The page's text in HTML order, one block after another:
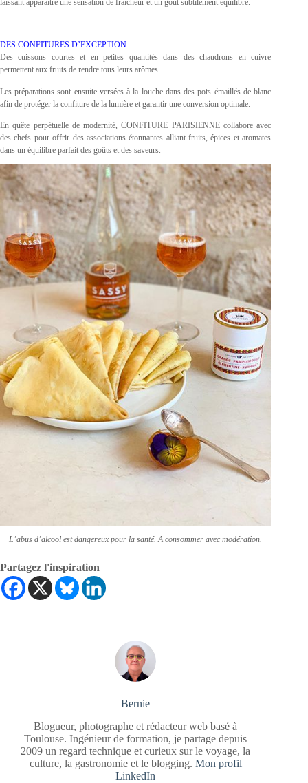
DES CONFITURES D’EXCEPTION
Des cuissons courtes et en petites quantités dans des chaudrons en cuivre
permettent aux fruits de rendre tous leurs arômes.
Les préparations sont ensuite versées à la louche dans des pots émaillés de blanc
afin de protéger la confiture de la lumière et garantir une conversion optimale.
En quête perpétuelle de modernité, CONFITURE PARISIENNE collabore avec
des chefs pour offrir des associations étonnantes alliant fruits, épices et aromates
dans un équilibre parfait des goûts et des saveurs.
L’abus d’alcool est dangereux pour la santé. A consommer avec modération.
Partagez l'inspiration
Bernie
Blogueur, photographe et rédacteur web basé à
Toulouse. Ingénieur de formation, je partage depuis
2009 un regard technique et curieux sur le voyage, la
culture, la gastronomie et le blogging. Mon profil
LinkedIn